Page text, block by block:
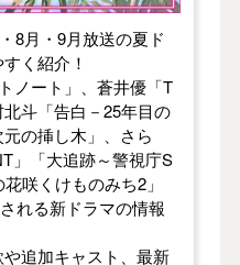
8月・9月放送の夏ド
く紹介！
ノート」、蒼井優「T
斗「告白－25年目の
の挿し木」、さら
」「大追跡～警視庁S
咲くけものみち2」
れる新ドラマの情報
追加キャスト、最新